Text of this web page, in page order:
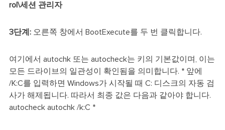
rol\세션 관리자
3단계:오른쪽 창에서 BootExecute를 두 번 클릭합니다.
여기에서 autochk 또는 autocheck는 키의 기본값이며, 이는
모든 드라이브의 일관성이 확인됨을 의미합니다. * 앞에
/K:C를 입력하면 Windows가 시작될 때 C: 디스크의 자동 검
사가 해제됩니다. 따라서 최종 값은 다음과 같아야 합니다.
autocheck autochk /k:C *